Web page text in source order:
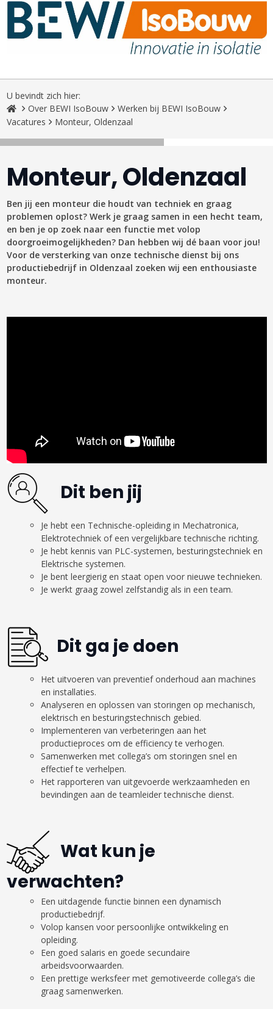
U bevindt zich hier:
Over BEWI IsoBouw
Werken bij BEWI IsoBouw
Vacatures
Monteur, Oldenzaal
Monteur, Oldenzaal
Ben jij een monteur die houdt van techniek en graag
problemen oplost? Werk je graag samen in een hecht team,
en ben je op zoek naar een functie met volop
doorgroeimogelijkheden? Dan hebben wij dé baan voor jou!
Voor de versterking van onze technische dienst bij ons
productiebedrijf in Oldenzaal zoeken wij een enthousiaste
monteur.
Dit ben jij
Je hebt een Technische-opleiding in Mechatronica,
Elektrotechniek of een vergelijkbare technische richting.
Je hebt kennis van PLC-systemen, besturingstechniek en
Elektrische systemen.
Je bent leergierig en staat open voor nieuwe technieken.
Je werkt graag zowel zelfstandig als in een team.
Dit ga je doen
Het uitvoeren van preventief onderhoud aan machines
en installaties.
Analyseren en oplossen van storingen op mechanisch,
elektrisch en besturingstechnisch gebied.
Implementeren van verbeteringen aan het
productieproces om de efficiency te verhogen.
Samenwerken met collega’s om storingen snel en
effectief te verhelpen.
Het rapporteren van uitgevoerde werkzaamheden en
bevindingen aan de teamleider technische dienst.
Wat kun je
verwachten?
Een uitdagende functie binnen een dynamisch
productiebedrijf.
Volop kansen voor persoonlijke ontwikkeling en
opleiding.
Een goed salaris en goede secundaire
arbeidsvoorwaarden.
Een prettige werksfeer met gemotiveerde collega’s die
graag samenwerken.